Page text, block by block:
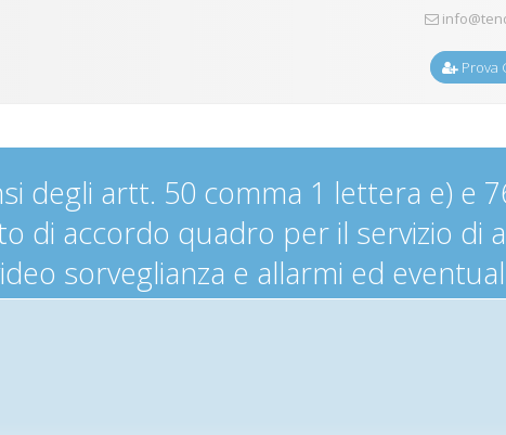
Prova
degli artt. 50 comma 1 lettera e) e
di accordo quadro per il servizio di
sorveglianza e allarmi ed